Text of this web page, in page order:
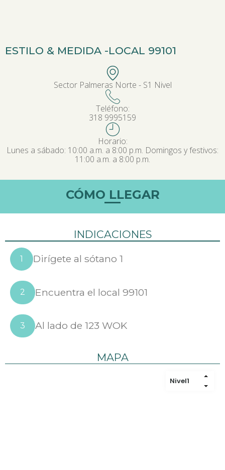
ESTILO & MEDIDA -LOCAL 99101
Sector Palmeras Norte - S1 Nivel
Teléfono:
318 9995159
Horario:
Lunes a sábado: 10:00 a.m. a 8:00 p.m. Domingos y festivos:
11:00 a.m. a 8:00 p.m.
CÓMO LLEGAR
INDICACIONES
1 Dirígete al sótano 1
2 Encuentra el local 99101
3 Al lado de 123 WOK
MAPA